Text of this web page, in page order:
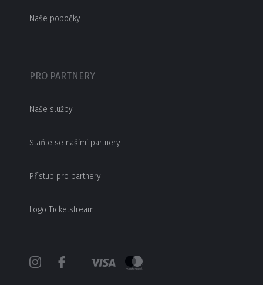
Naše pobočky
PRO PARTNERY
Naše služby
Staňte se našimi partnery
Přístup pro partnery
Logo Ticketstream